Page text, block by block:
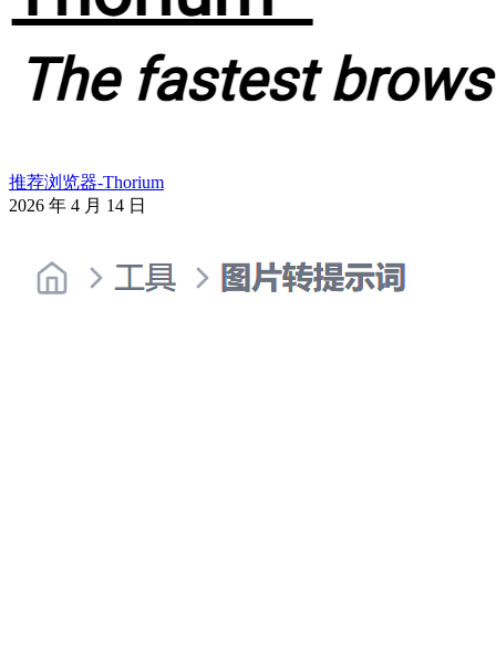
推荐浏览器-Thorium
2026 年 4 月 14 日